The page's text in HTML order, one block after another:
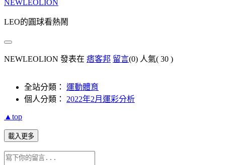
NEWLEOLION
LEO的圓球看熱鬧
NEWLEOLION 發表在 痞客邦 留言(0) 人氣( 30 )
全站分類： 運動體育
個人分類： 2022年2月運彩分析
▲top
載入更多